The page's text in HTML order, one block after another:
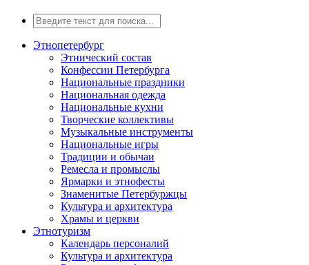
Этнопетербург
Этнический состав
Конфессии Петербурга
Национальные праздники
Национальная одежда
Национальные кухни
Творческие коллективы
Музыкальные инструменты
Национальные игры
Традиции и обычаи
Ремесла и промыслы
Ярмарки и этнофесты
Знаменитые Петербуржцы
Культура и архитектура
Храмы и церкви
Этнотуризм
Календарь персоналий
Культура и архитектура